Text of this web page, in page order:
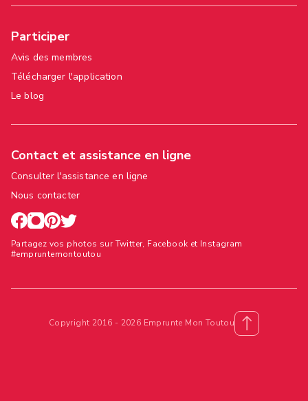
Participer
Avis des membres
Télécharger l'application
Le blog
Contact et assistance en ligne
Consulter l'assistance en ligne
Nous contacter
Partagez vos photos sur Twitter, Facebook et Instagram
#empruntemontoutou
Copyright 2016 - 2026 Emprunte Mon Toutou